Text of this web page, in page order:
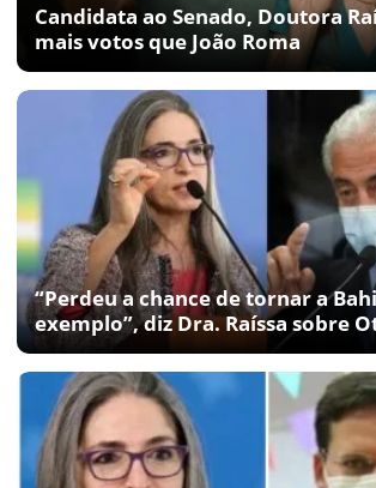
Candidata ao Senado, Doutora
mais votos que João Roma
“Perdeu a chance de tornar a
exemplo”, diz Dra. Raíssa sobre